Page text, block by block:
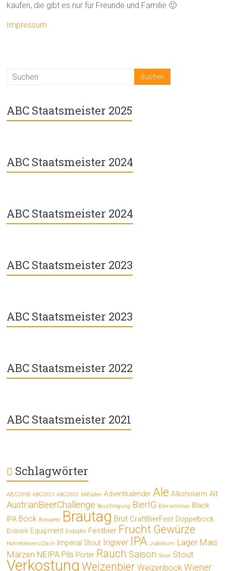
kaufen, die gibt es nur für Freunde und Familie 🙂
Impressum
ABC Staatsmeister 2025
ABC Staatsmeister 2024
ABC Staatsmeister 2024
ABC Staatsmeister 2023
ABC Staatsmeister 2023
ABC Staatsmeister 2022
ABC Staatsmeister 2021
Schlagwörter
ABC2018 ABC2021 ABC2022 Abfüllen Adventkalender Ale Alkoholarm Alt
AustrianBeerChallenge Besichtigung BierIG Bierseminar Black
IPA Bock Brauerei Brautag Brut CraftBierFest Doppelbock
Eisbock Equipment Erdäpfel Festbier Frucht Gewürze
HomebrewersClash Imperial Stout Ingwer IPA Jubiläum Lager Mais
Märzen NEIPA Pils Porter Rauch Saison Sour Stout
Verkostung Weizenbier Weizenbock Wiener